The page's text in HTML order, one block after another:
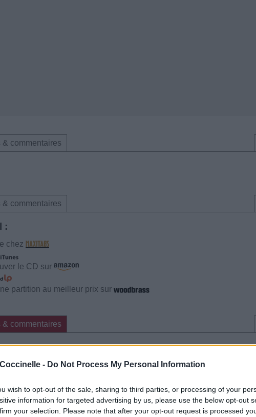
- Do Not Process My Personal Information
wish to opt-out of the sale, sharing to third parties, or processing of your
information for targeted advertising by us, please use the below opt-out
your selection. Please note that after your opt-out request is processed
& commentaires
& commentaires
:
chez
le CD sur
partition au meilleur prix sur
& commentaires